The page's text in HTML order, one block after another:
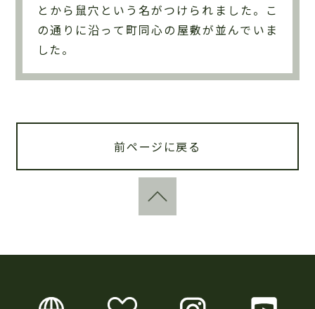
とから鼠穴という名がつけられました。こ
の通りに沿って町同心の屋敷が並んでいま
した。
前ページに戻る